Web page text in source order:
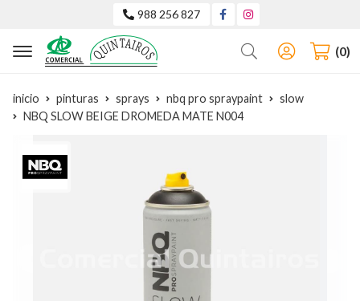
988 256 827
Buscar 0
inicio pinturas sprays nbq pro spraypaint
slow
NBQ SLOW BEIGE DROMEDA MATE N004